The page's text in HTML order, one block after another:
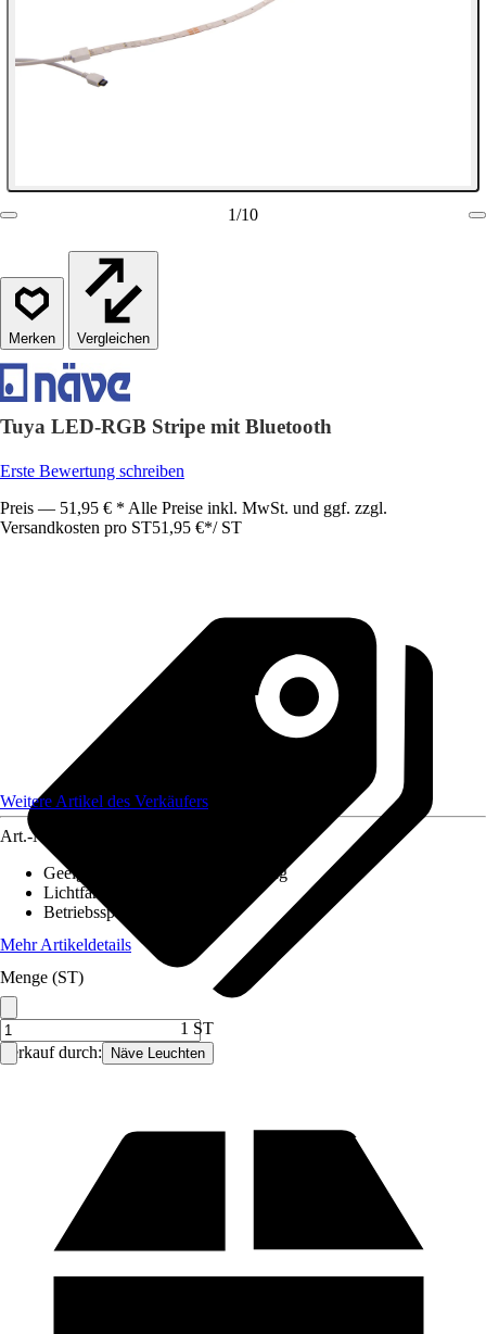
1/10
Vergleichen
Tuya LED-RGB Stripe mit Bluetooth
Erste Bewertung schreiben
Preis — 51,95 € * Alle Preise inkl. MwSt. und ggf. zzgl.
Versandkosten pro ST51,95 €*/ ST
Verkauf durch: Näve Leuchten
Weitere Artikel des Verkäufers
Art.-Nr.
Geeignet für
Ambientebeleuchtung
Lichtfarbe
Betriebsspannung
Mehr Artikeldetails
Menge (ST)
1 ST